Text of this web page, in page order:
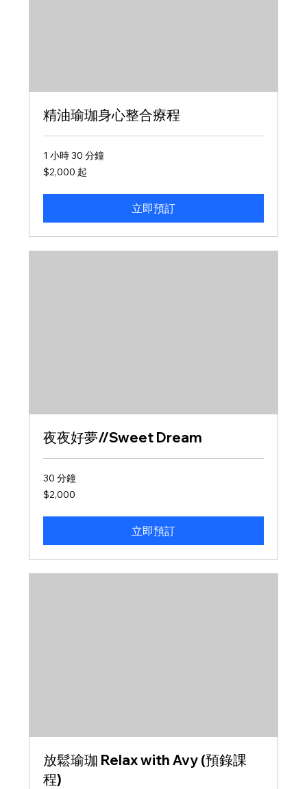
精油瑜珈身心整合療程
1 小時 30 分鐘
2,000
新
幣
$2,000 起
立即預訂
夜夜好夢//Sweet Dream
30 分鐘
2,000
新
幣
$2,000
立即預訂
放鬆瑜珈 Relax with Avy (預錄課
程)